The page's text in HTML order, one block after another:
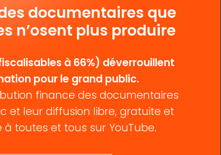
documentaires que
n’osent plus produire
à 66%) déverrouillent
pour le grand public.
finance des documentaires
et leur diffusion libre, gratuite et
à toutes et tous sur YouTube.